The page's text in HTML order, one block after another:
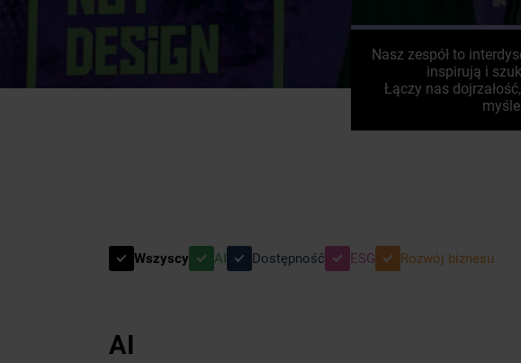
Nasz zespół to
inspirują i
Łączy nas
Wszyscy AI Dostępność ESG Rozwój biznesu
AI